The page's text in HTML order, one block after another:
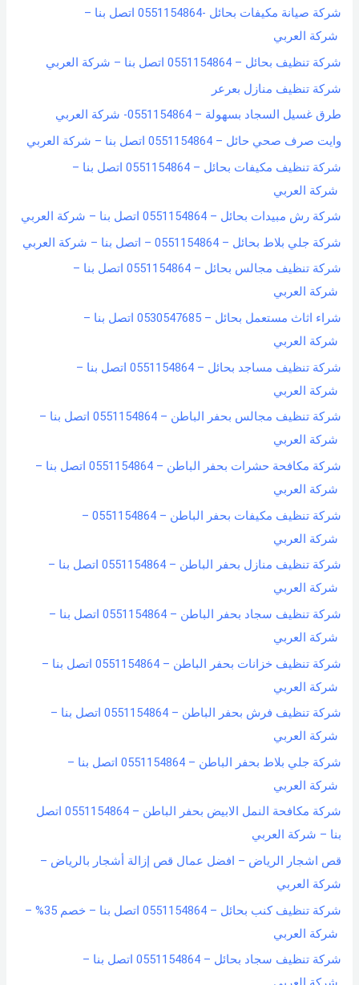
:
شركة صيانة مكيفات بحائل -0551154864 اتصل بنا –
شركة العربي
شركة تنظيف بحائل – 0551154864 اتصل بنا – شركة العربي
شركة تنظيف منازل بعرعر
طرق غسيل السجاد بسهولة – 0551154864- شركة العربي
وايت صرف صحي حائل – 0551154864 اتصل بنا – شركة العربي
شركة تنظيف مكيفات بحائل – 0551154864 اتصل بنا –
شركة العربي
شركة رش مبيدات بحائل – 0551154864 اتصل بنا – شركة العربي
شركة جلي بلاط بحائل – 0551154864 – اتصل بنا – شركة العربي
شركة تنظيف مجالس بحائل – 0551154864 اتصل بنا –
شركة العربي
شراء اثاث مستعمل بحائل – 0530547685 اتصل بنا –
شركة العربي
شركة تنظيف مساجد بحائل – 0551154864 اتصل بنا –
شركة العربي
شركة تنظيف مجالس بحفر الباطن – 0551154864 اتصل بنا –
شركة العربي
شركة مكافحة حشرات بحفر الباطن – 0551154864 اتصل بنا –
شركة العربي
شركة تنظيف مكيفات بحفر الباطن – 0551154864 –
شركة العربي
شركة تنظيف منازل بحفر الباطن – 0551154864 اتصل بنا –
شركة العربي
شركة تنظيف سجاد بحفر الباطن – 0551154864 اتصل بنا –
شركة العربي
شركة تنظيف خزانات بحفر الباطن – 0551154864 اتصل بنا –
شركة العربي
شركة تنظيف فرش بحفر الباطن – 0551154864 اتصل بنا –
شركة العربي
شركة جلي بلاط بحفر الباطن – 0551154864 اتصل بنا –
شركة العربي
شركة مكافحة النمل الابيض بحفر الباطن – 0551154864 اتصل
بنا – شركة العربي
قص اشجار الرياض – افضل عمال قص إزالة أشجار بالرياض –
شركة العربي
شركة تنظيف كنب بحائل – 0551154864 اتصل بنا – خصم 35% –
شركة العربي
شركة تنظيف سجاد بحائل – 0551154864 اتصل بنا –